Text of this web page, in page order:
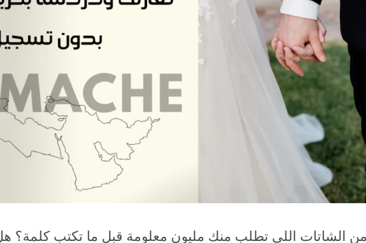
الشاتات اللي تطلب منك مليون معلومة قبل ما تكتب كلمة؟